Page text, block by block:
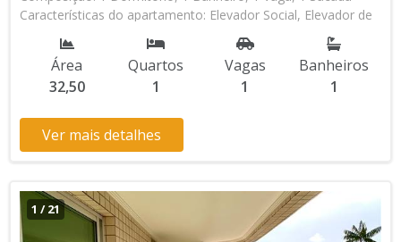
Características do apartamento: Elevador Social, Elevador de
Serviço, Piscina, Salão de Jogos, Salão de Festas * Os valores
e disponibilidade podem ser alterados sem prévio aviso. Favor
verificar entrando em contato com nossa equipe
Área
32,50
Quartos
1
Vagas
1
Banheiros
1
Ver mais detalhes
1 /21